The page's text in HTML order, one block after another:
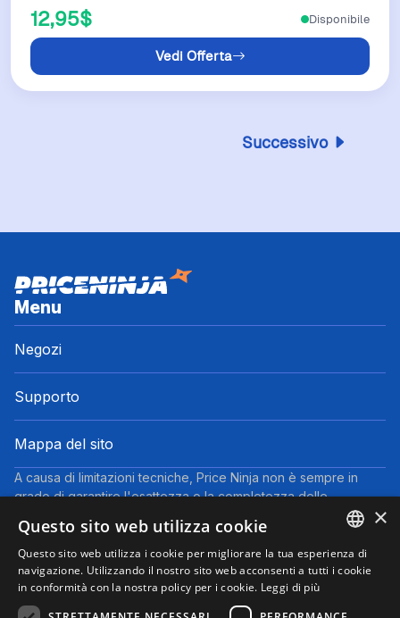
12,95$
Vedi Offerta
Disponibile
Successivo
Menu
Negozi
Supporto
Mappa del sito
A causa di limitazioni tecniche, Price Ninja non è sempre in
grado di garantire l'esattezza o la completezza delle
informazioni fornite dai negozi. Pertanto, a causa della natura
delle attività di Price Ninja, in caso di divergenze tra le
informazioni visualizzate su Price Ninja e quelle presenti sul
sito web del negozio, faranno fede queste ultime. I prezzi
indicati includono tutte le tasse, ad eccezione dei veicoli nuovi
(prezzi IVA inclusa, escluse spese di spedizione).
ENGLISH
×
Questo sito web utilizza cookie
Questo sito web utilizza i cookie per migliorare la tua esperienza di
navigazione. Utilizzando il nostro sito web acconsenti a tutti i cookie
in conformità con la nostra policy per i cookie. Leggi di più